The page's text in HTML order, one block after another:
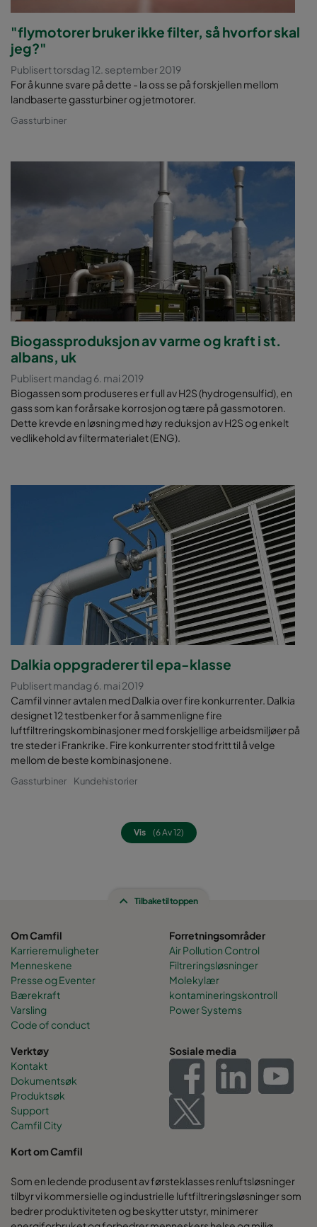
"flymotorer bruker ikke filter, så hvorfor skal
jeg?"
Publisert torsdag 12. september 2019
For å kunne svare på dette - la oss se på forskjellen mellom
landbaserte gassturbiner og jetmotorer.
Gassturbiner
Biogassproduksjon av varme og kraft i st.
albans, uk
Publisert mandag 6. mai 2019
Biogassen som produseres er full av H2S (hydrogensulfid), en
gass som kan forårsake korrosjon og tære på gassmotoren.
Dette krevde en løsning med høy reduksjon av H2S og enkelt
vedlikehold av filtermaterialet (ENG).
Dalkia oppgraderer til epa-klasse
Publisert mandag 6. mai 2019
Camfil vinner avtalen med Dalkia over fire konkurrenter. Dalkia
designet 12 testbenker for å sammenligne fire
luftfiltreringskombinasjoner med forskjellige arbeidsmiljøer på
tre steder i Frankrike. Fire konkurrenter stod fritt til å velge
mellom de beste kombinasjonene.
Gassturbiner Kundehistorier
Vis (6 Av 12)
Tilbake til toppen
Om Camfil
Karrieremuligheter
Menneskene
Presse og Eventer
Bærekraft
Varsling
Code of conduct
Forretningsområder
Air Pollution Control
Filtreringsløsninger
Molekylær
kontamineringskontroll
Power Systems
Verktøy
Kontakt
Dokumentsøk
Produktsøk
Support
Camfil City
Sosiale media
Kort om Camfil
Som en ledende produsent av førsteklasses renluftsløsninger
tilbyr vi kommersielle og industrielle luftfiltreringsløsninger som
bedrer produktiviteten og beskytter utstyr, minimerer